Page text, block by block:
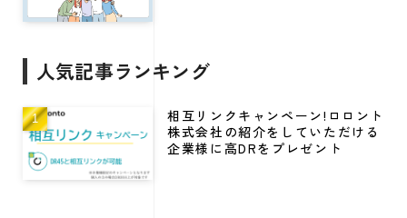
人気記事ランキング
相互リンクキャンペーン!ロロント
株式会社の紹介をしていただける
企業様に高DRをプレゼント